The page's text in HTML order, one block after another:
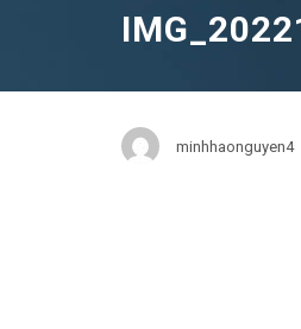
minhhaonguyen4